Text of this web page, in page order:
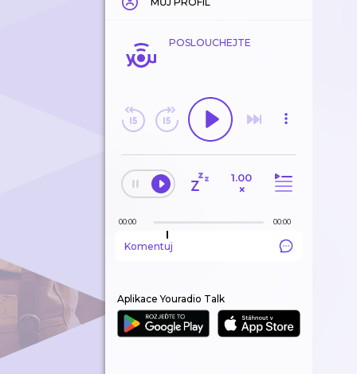
POSLOUCHEJTE
1.00
×
00:00 00:00
Komentuj
Aplikace Youradio Talk